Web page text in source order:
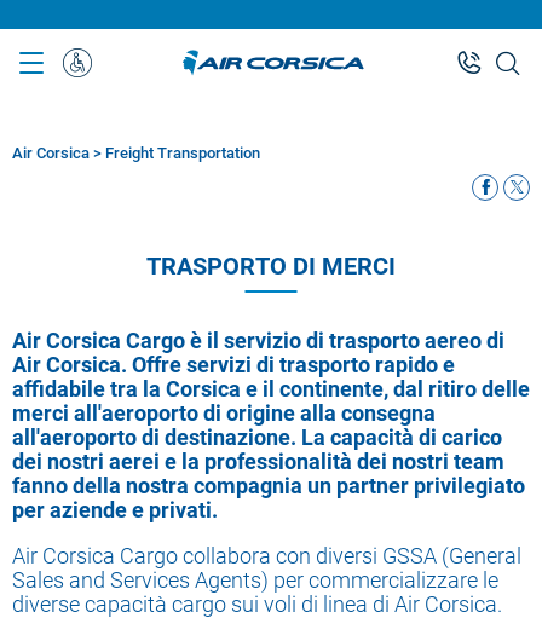
to
main
contentAssistenza
Breadcrumb
Air Corsica > Freight Transportation
TRASPORTO DI MERCI
Air Corsica Cargo è il servizio di trasporto aereo di
Air Corsica. Offre servizi di trasporto rapido e
affidabile tra la Corsica e il continente, dal ritiro delle
merci all'aeroporto di origine alla consegna
all'aeroporto di destinazione. La capacità di carico
dei nostri aerei e la professionalità dei nostri team
fanno della nostra compagnia un partner privilegiato
per aziende e privati.
Air Corsica Cargo collabora con diversi GSSA (General
Sales and Services Agents) per commercializzare le
diverse capacità cargo sui voli di linea di Air Corsica.